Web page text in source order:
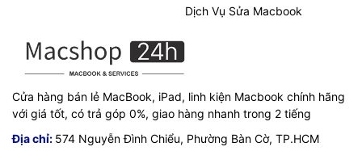
Dịch Vụ Sửa Macbook
Cửa hàng bán lẻ MacBook, iPad, linh kiện Macbook chính hãng
với giá tốt, có trả góp 0%, giao hàng nhanh trong 2 tiếng
Địa chỉ: 574 Nguyễn Đình Chiểu, Phường Bàn Cờ, TP.HCM